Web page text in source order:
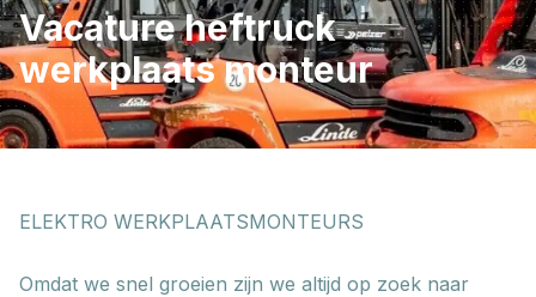
Vacature heftruck
werkplaats monteur
ELEKTRO WERKPLAATSMONTEURS
Omdat we snel groeien zijn we altijd op zoek naar